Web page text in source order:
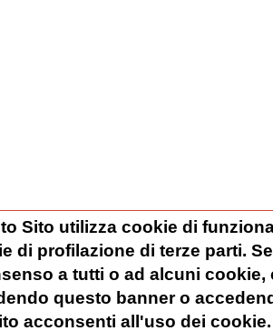
Sito utilizza cookie di
di profilazione di terze parti.
a tutti o ad alcuni
questo banner o
acconsenti all'uso dei cookie.